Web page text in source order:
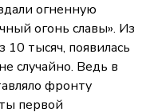
огненную
огонь славы». Из
тысяч, появилась
случайно. Ведь в
фронту
первой